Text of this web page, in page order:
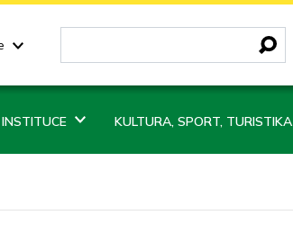
KULTURA, SPORT, TURISTIKA